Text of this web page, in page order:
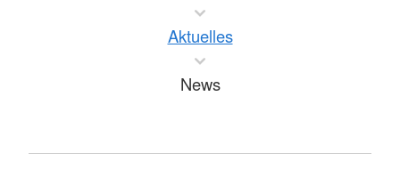
Aktuelles
News